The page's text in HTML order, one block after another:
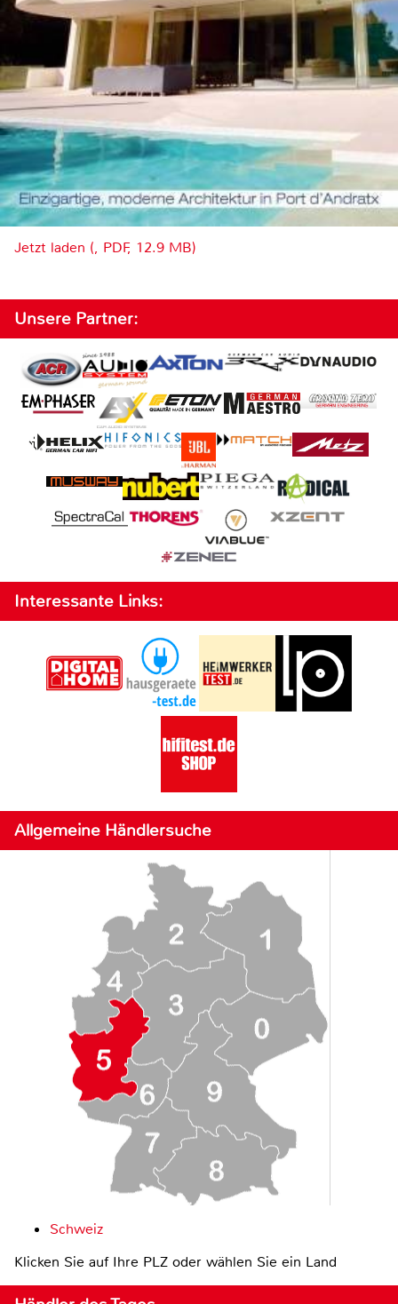
Jetzt laden (, PDF, 12.9 MB)
Unsere Partner:
Interessante Links:
Allgemeine Händlersuche
Schweiz
Klicken Sie auf Ihre PLZ oder wählen Sie ein Land